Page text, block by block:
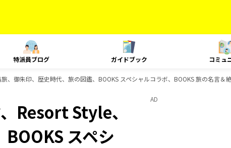
特派員ブログ ガイドブック コミュ
、御朱印、歴史時代、旅の図鑑、BOOKS スペシャルコラボ、BOOKS 旅の名言＆
Resort Style、
スペシ
AD